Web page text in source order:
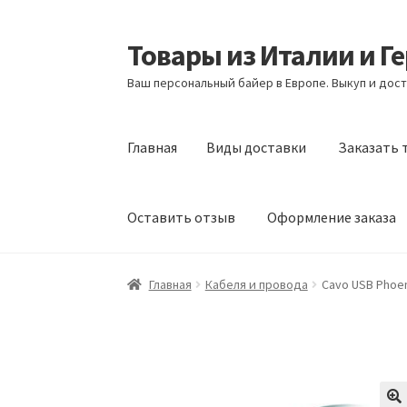
Перейти
к
навигации
Перейти
к
содержимому
Товары из Италии и
Ваш персональный байер в Европе. Выкуп и
Главная Виды доставки Заказать
Оставить отзыв Оформление заказа
Главная Виды доставки Заказать товары
Главная Кабеля и провода Cavo USB